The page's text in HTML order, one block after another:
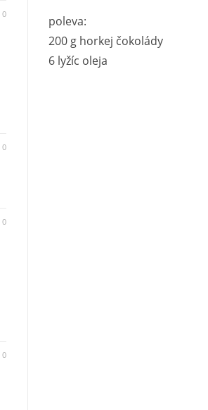
poleva:
200 g horkej čokolády
6 lyžíc oleja
0
0
0
0